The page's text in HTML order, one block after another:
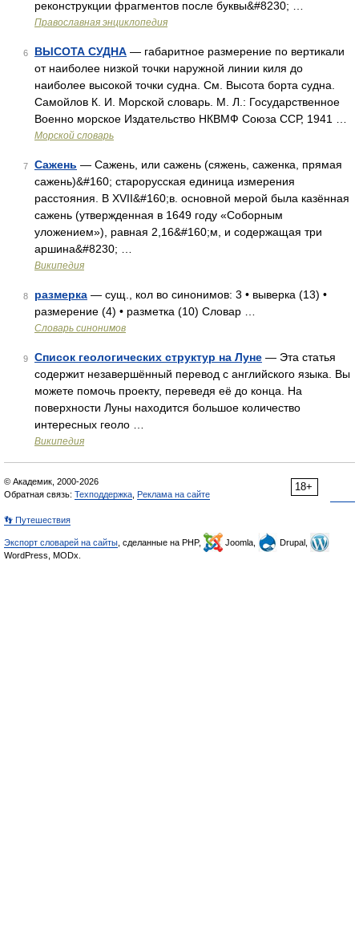
реконструкции фрагментов после буквы&#8230; …
Православная энциклопедия
6 ВЫСОТА СУДНА — габаритное размерение по вертикали
от наиболее низкой точки наружной линии киля до
наиболее высокой точки судна. См. Высота борта судна.
Самойлов К. И. Морской словарь. М. Л.: Государственное
Военно морское Издательство НКВМФ Союза ССР, 1941 …
Морской словарь
7 Сажень — Сажень, или сажень (сяжень, саженка, прямая
сажень)&#160; старорусская единица измерения
расстояния. В XVII&#160;в. основной мерой была казённая
сажень (утвержденная в 1649 году «Соборным
уложением»), равная 2,16&#160;м, и содержащая три
аршина&#8230; …
Википедия
8 размерка — сущ., кол во синонимов: 3 • выверка (13) •
размерение (4) • разметка (10) Словар …
Словарь синонимов
9 Список геологических структур на Луне — Эта статья
содержит незавершённый перевод с английского языка. Вы
можете помочь проекту, переведя её до конца. На
поверхности Луны находится большое количество
интересных геоло …
Википедия
18+
© Академик, 2000-2026
Обратная связь: Техподдержка Реклама на сайте
👣 Путешествия
Экспорт словарей на сайты , сделанные на PHP, Joomla,
Drupal,
WordPress, MODx.